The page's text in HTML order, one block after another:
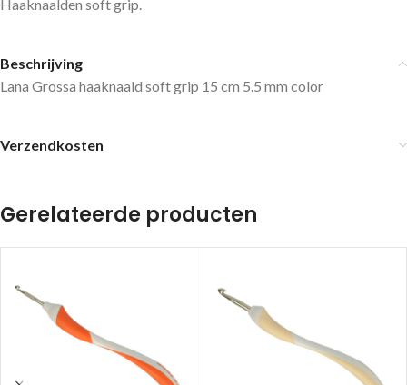
Haaknaalden soft grip.
Beschrijving
Lana Grossa haaknaald soft grip 15 cm 5.5 mm color
Verzendkosten
Gerelateerde producten